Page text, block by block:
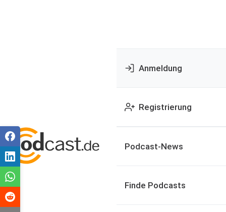
Anmeldung
Registrierung
Podcast-News
Finde Podcasts